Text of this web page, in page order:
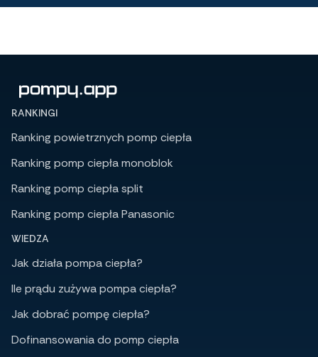
RANKINGI
Ranking powietrznych pomp ciepła
Ranking pomp ciepła monoblok
Ranking pomp ciepła split
Ranking pomp ciepła Panasonic
WIEDZA
Jak działa pompa ciepła?
Ile prądu zużywa pompa ciepła?
Jak dobrać pompę ciepła?
Dofinansowania do pomp ciepła